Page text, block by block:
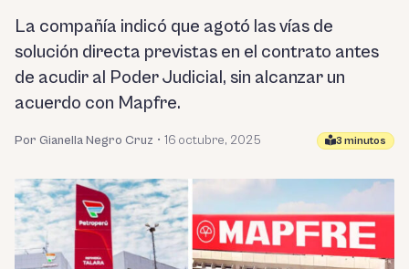
La compañía indicó que agotó las vías de
solución directa previstas en el contrato antes
de acudir al Poder Judicial, sin alcanzar un
acuerdo con Mapfre.
Por Gianella Negro Cruz • 16 octubre, 2025 3 minutos